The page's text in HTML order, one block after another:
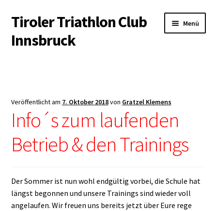
Zur
Navigation
springen
Zum
Inhalt
springen
Tiroler Triathlon Club
Innsbruck
Menü
Der Verein
Trainingsangebot
Kontakt & Infopool
Veröffentlicht am 7. Oktober 2018von Gratzel Klemens
Info´s zum laufenden
Betrieb & den Trainings
Der Sommer ist nun wohl endgültig vorbei, die Schule hat
längst begonnen und unsere Trainings sind wieder voll
angelaufen. Wir freuen uns bereits jetzt über Eure rege